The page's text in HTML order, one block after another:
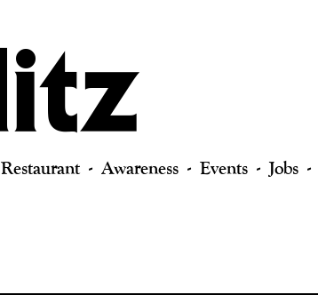
Restaurant Awareness Events Jobs